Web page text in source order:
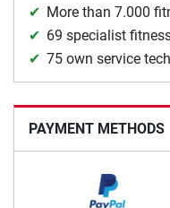
More than 7.000
69 specialist
75 own service
PAYMENT METHODS